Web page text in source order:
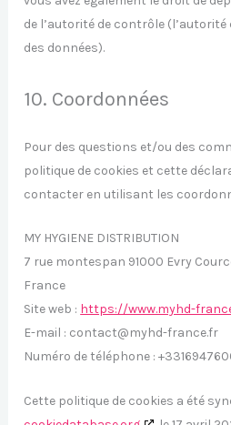
de l’autorité de contrôle
des données).
10. Coordonnées
Pour des questions et/ou des
politique de cookies et cette
contacter en utilisant les
MY HYGIENE DISTRIBUTION
7 rue montespan 91000 Evry
France
Site web : https://www.myhd-
E-mail : contact@myhd-france.fr
Numéro de téléphone :
Cette politique de cookies a été